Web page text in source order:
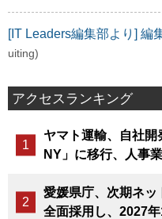
[IT Leaders編集部より] 編
uiting)
アクセスランキング
ヤマト運輸、自社
NY」に移行、人事
愛媛県庁、次期ネッ
全面採用し、2027